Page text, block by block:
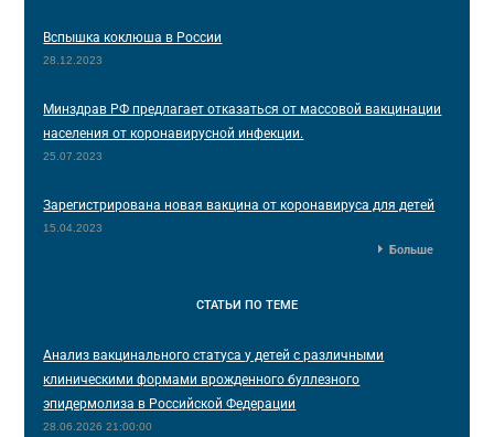
Вспышка коклюша в России
28.12.2023
Минздрав РФ предлагает отказаться от массовой вакцинации
населения от коронавирусной инфекции.
25.07.2023
Зарегистрирована новая вакцина от коронавируса для детей
15.04.2023
Больше
СТАТЬИ ПО ТЕМЕ
Анализ вакцинального статуса у детей с различными
клиническими формами врожденного буллезного
эпидермолиза в Российской Федерации
28.06.2026 21:00:00